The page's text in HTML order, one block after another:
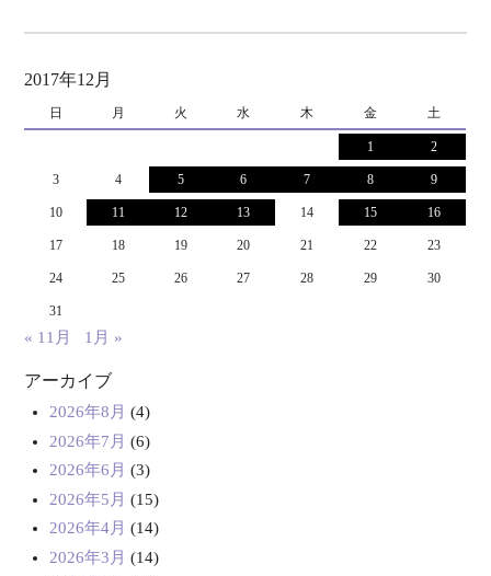
2017年12月
日 月 火 水 木 金 土
1 2
3 4 5 6 7 8 9
10 11 12 13 14 15 16
17 18 19 20 21 22 23
24 25 26 27 28 29 30
31
« 11月 1月 »
アーカイブ
2026年8月 (4)
2026年7月 (6)
2026年6月 (3)
2026年5月 (15)
2026年4月 (14)
2026年3月 (14)